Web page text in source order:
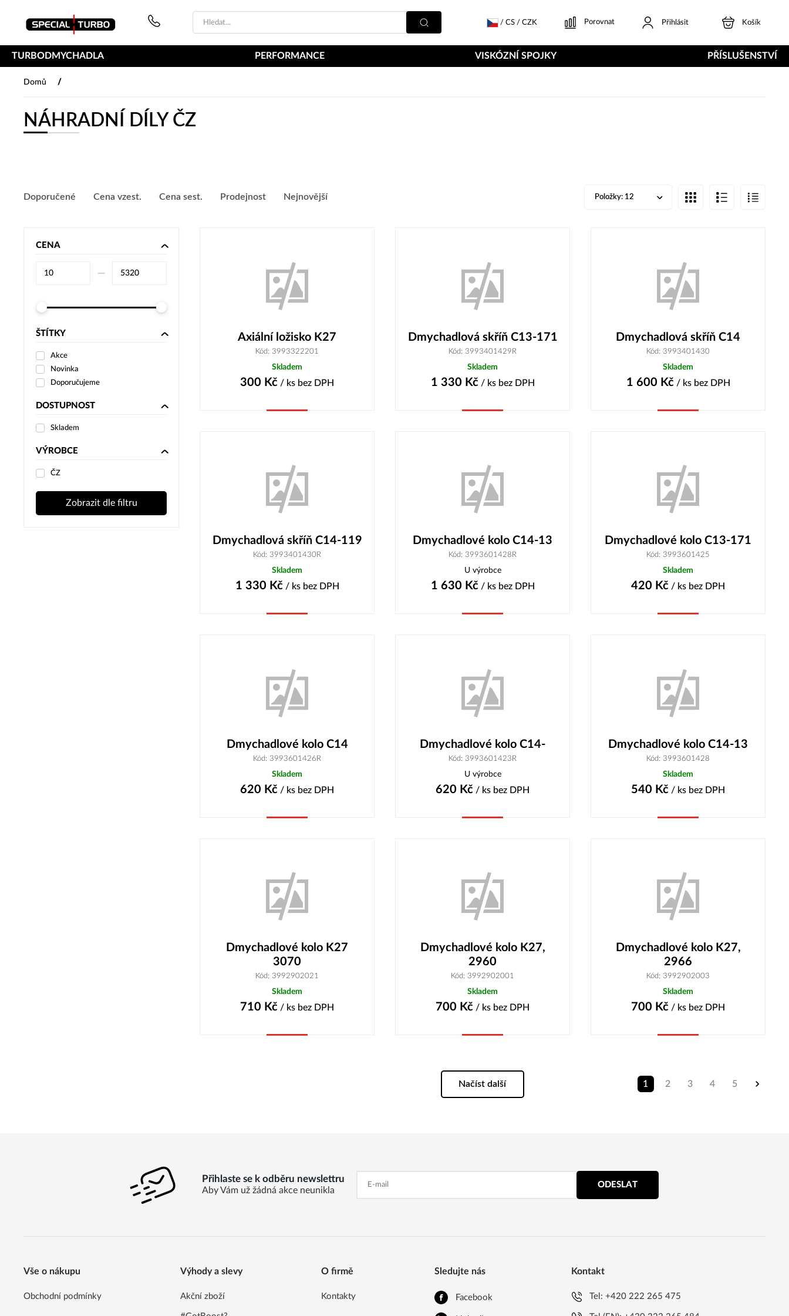
/ CS / CZK Porovnat Přihlásit Košík
TURBODMYCHADLA PERFORMANCE VISKÓZNÍ SPOJKY PŘÍSLUŠENSTVÍ
Domů /
NÁHRADNÍ DÍLY ČZ
Doporučené Cena vzest. Cena sest. Prodejnost Nejnovější Položky: 12
CENA
–⁠
ŠTÍTKY
Akce
Novinka
Doporučujeme
DOSTUPNOST
Skladem
VÝROBCE
ČZ
Zobrazit dle filtru
Axiální ložisko K27
Kód: 3993322201
Skladem
300 Kč / ks bez DPH
Dmychadlová skříň C13-171
Kód: 3993401429R
Skladem
1 330 Kč/ ks bez DPH
Dmychadlová skříň C14
Kód: 3993401430
Skladem
1 600 Kč/ ks bez DPH
Dmychadlová skříň C14-119
Kód: 3993401430R
Skladem
1 330 Kč/ ks bez DPH
Dmychadlové kolo C14-13
Kód: 3993601428R
U výrobce
1 630 Kč/ ks bez DPH
Dmychadlové kolo C13-171
Kód: 3993601425
Skladem
420 Kč / ks bez DPH
Dmychadlové kolo C14
Kód: 3993601426R
Skladem
620 Kč / ks bez DPH
Dmychadlové kolo C14-
Kód: 3993601423R
U výrobce
620 Kč / ks bez DPH
Dmychadlové kolo C14-13
Kód: 3993601428
Skladem
540 Kč / ks bez DPH
Dmychadlové kolo K27
3070
Kód: 3992902021
Skladem
710 Kč / ks bez DPH
Dmychadlové kolo K27,
2960
Kód: 3992902001
Skladem
700 Kč / ks bez DPH
Dmychadlové kolo K27,
2966
Kód: 3992902003
Skladem
700 Kč / ks bez DPH
Načíst další 1 2 3 4 5
Přihlaste se k odběru newslettru
Aby Vám už žádná akce neunikla
ODESLAT
Vše o nákupu
Obchodní podmínky
Výhody a slevy
Akční zboží
O firmě
Kontakty
Sledujte nás
Facebook
Kontakt
Tel:+420 222 265 475